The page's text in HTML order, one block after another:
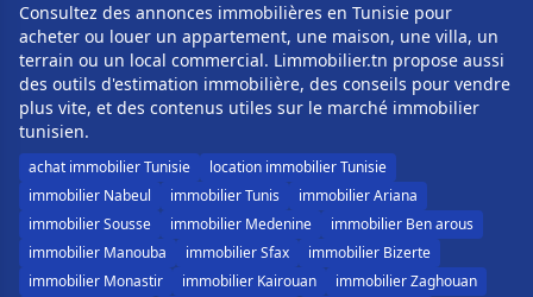
Consultez des annonces immobilières en Tunisie pour
acheter ou louer un appartement, une maison, une villa, un
terrain ou un local commercial. Limmobilier.tn propose aussi
des outils d'estimation immobilière, des conseils pour vendre
plus vite, et des contenus utiles sur le marché immobilier
tunisien.
achat immobilier Tunisie
location immobilier Tunisie
immobilier Nabeul
immobilier Tunis
immobilier Ariana
immobilier Sousse
immobilier Medenine
immobilier Ben arous
immobilier Manouba
immobilier Sfax
immobilier Bizerte
immobilier Monastir
immobilier Kairouan immobilier Zaghouan